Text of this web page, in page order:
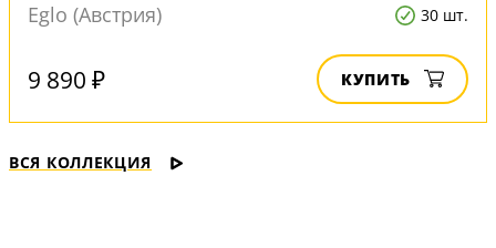
Eglo (Австрия) 30 шт.
9 890 ₽ КУПИТЬ
ВСЯ КОЛЛЕКЦИЯ